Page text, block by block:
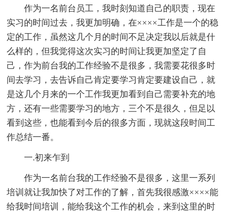
作为一名前台员工，我时刻知道自己的职责，现在
实习的时间过去，我更加明确，在××××工作是一个的稳
定的工作，虽然这几个月的时间不足决定我以后就是什
么样的，但我觉得这次实习的时间让我更加坚定了自
己，作为前台我的工作经验不是很多，我需要花很多时
间去学习，去告诉自己肯定要学习肯定要建设自己，就
是这几个月来的一个工作我更加看到自己需要补充的地
方，还有一些需要学习的地方，三个不是很久，但足以
看到这些，也能看到今后的很多方面，现就这段时间工
作总结一番。
一.初来乍到
作为一名前台我的工作经验不是很多，这里一系列
培训就让我加快了对工作的了解，首先我很感激××××能
给我时间培训，能给我这个工作的机会，来到这里的时